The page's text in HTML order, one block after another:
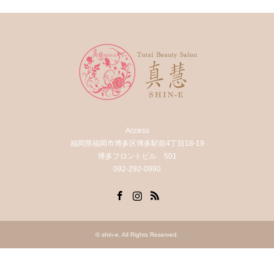
Access
福岡県福岡市博多区博多駅前4丁目18-19
博多フロントビル 501
092-292-0990
© shin-e . All Rights Reserved.